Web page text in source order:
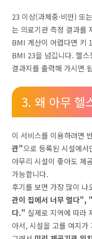
23 이상(과체중·비만) 또
는 의료기관 측정 결과를
BMI 계산이 어렵다면 키
BMI 23을 넘깁니다. 헬
결과지를 출력해 가시면
3. 왜 아무 헬
이 서비스를 이용하려면
관"으로 등록된 시설에
아무리 시설이 좋아도 제
가능합니다.
후기를 보면 가장 많이
관이 집에서 너무 멀다",
다." 실제로 지역에 따라
아서, 시설을 고를 여지가